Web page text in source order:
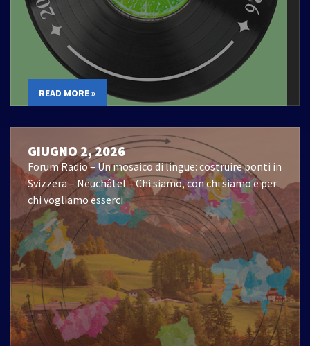
READ MORE »
GIUGNO 2, 2026
Forum Radio – Un mosaico di lingue: costruire ponti in
Svizzera – Neuchâtel – Chi siamo, con chi siamo e per
chi vogliamo esserci